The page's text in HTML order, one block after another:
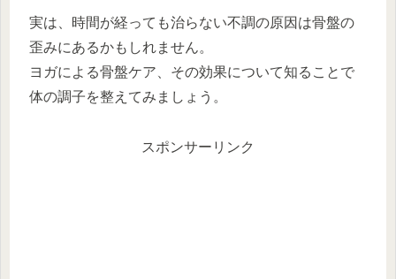
実は、時間が経っても治らない不調の原因は骨盤の
歪みにあるかもしれません。
ヨガによる骨盤ケア、その効果について知ることで
体の調子を整えてみましょう。
スポンサーリンク